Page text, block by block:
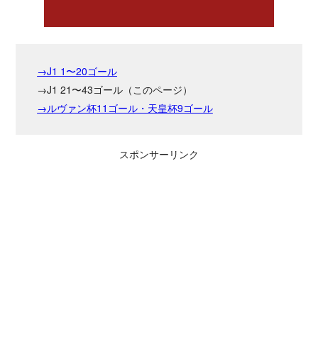
→J1 1〜20ゴール
→J1 21〜43ゴール（このページ）
→ルヴァン杯11ゴール・天皇杯9ゴール
スポンサーリンク